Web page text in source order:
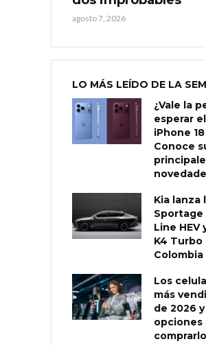
agosto 7, 2026
LO MÁS LEÍDO DE LA
¿Vale la
esperar el
iPhone
Conoce
Kia lanza
Sportage
Line HEV
K4 Turbo
Colombia
Los
más
de 2026
opciones